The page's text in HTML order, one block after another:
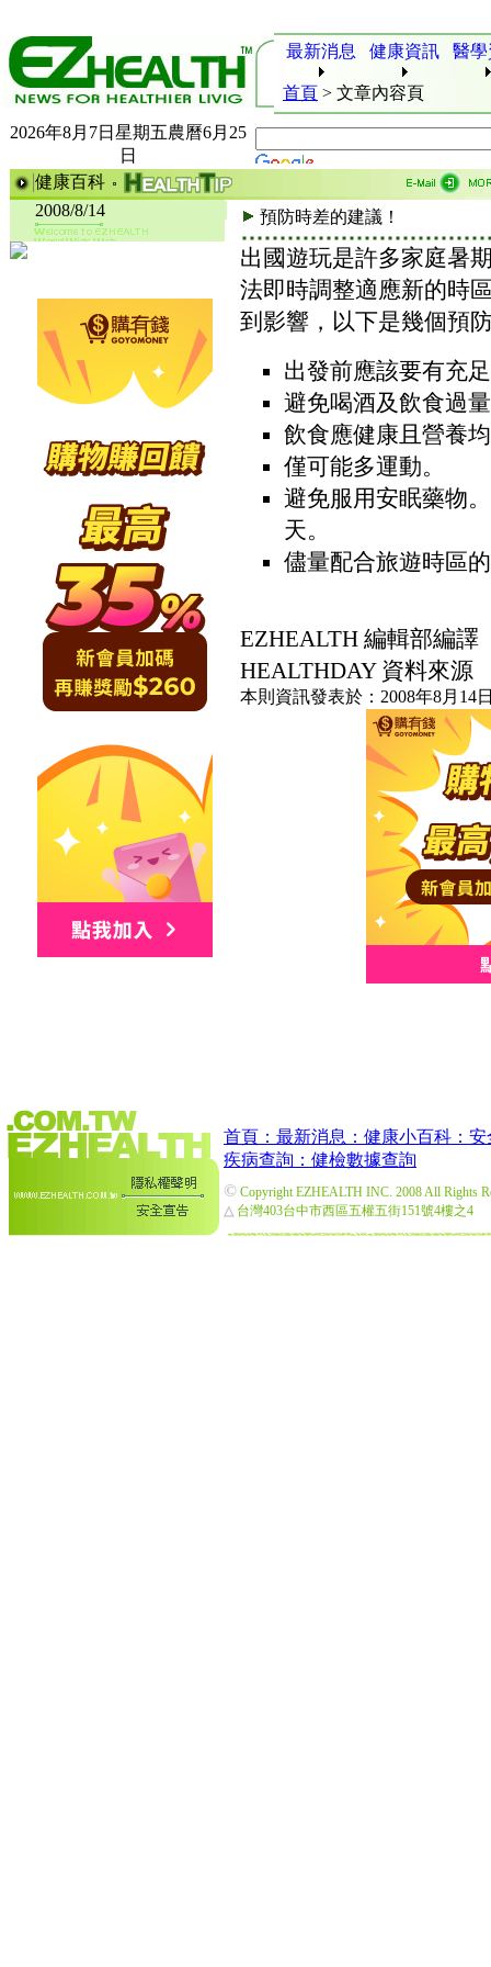
最新消息 健康資訊 醫
首頁 > 文章內容頁
2026年8月7日星期五農曆6月25
日
健康百科
2008/8/14
預防時差的建議！
出國遊玩是許多家庭暑
法即時調整適應新的時
到影響，以下是幾個預
出發前應該要有充
避免喝酒及飲食過
飲食應健康且營養
僅可能多運動。
避免服用安眠藥物
天。
儘量配合旅遊時區
EZHEALTH 編輯部編譯
HEALTHDAY 資料來源
本則資訊發表於：2008年8月14
首頁： 最新消息： 健康小百科： 安
疾病查詢： 健檢數據查詢
© Copyright EZHEALTH INC. 2008 All Rights
△ 台灣403台中市西區五權五街151號4樓之4